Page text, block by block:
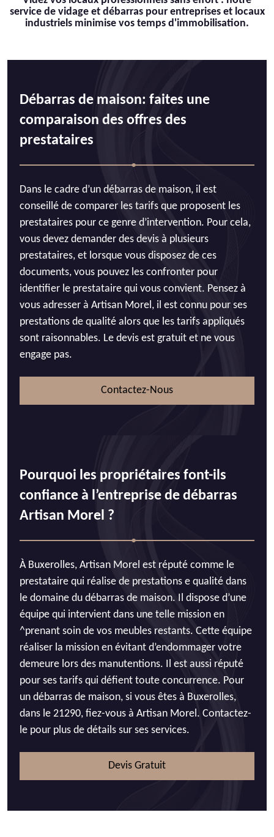
service de vidage et débarras pour entreprises et locaux
industriels minimise vos temps d'immobilisation.
Débarras de maison: faites une
comparaison des offres des
prestataires
Dans le cadre d’un débarras de maison, il est
conseillé de comparer les tarifs que proposent les
prestataires pour ce genre d’intervention. Pour cela,
vous devez demander des devis à plusieurs
prestataires, et lorsque vous disposez de ces
documents, vous pouvez les confronter pour
identifier le prestataire qui vous convient. Pensez à
vous adresser à Artisan Morel, il est connu pour ses
prestations de qualité alors que les tarifs appliqués
sont raisonnables. Le devis est gratuit et ne vous
engage pas.
Contactez-Nous
Pourquoi les propriétaires font-ils
confiance à l’entreprise de débarras
Artisan Morel ?
À Buxerolles, Artisan Morel est réputé comme le
prestataire qui réalise de prestations e qualité dans
le domaine du débarras de maison. Il dispose d’une
équipe qui intervient dans une telle mission en
^prenant soin de vos meubles restants. Cette équipe
réaliser la mission en évitant d’endommager votre
demeure lors des manutentions. Il est aussi réputé
pour ses tarifs qui défient toute concurrence. Pour
un débarras de maison, si vous êtes à Buxerolles,
dans le 21290, fiez-vous à Artisan Morel. Contactez-
le pour plus de détails sur ses services.
Devis Gratuit